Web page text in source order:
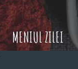
MENIUL ZILEI